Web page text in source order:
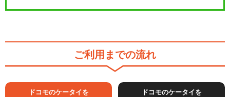
ご利用までの流れ
ドコモのケータイを
ドコモのケータイを